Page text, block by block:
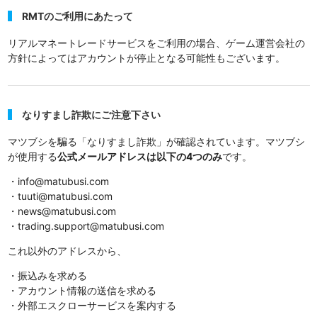
RMTのご利用にあたって
リアルマネートレードサービスをご利用の場合、ゲーム運営会社の
方針によってはアカウントが停止となる可能性もございます。
なりすまし詐欺にご注意下さい
マツブシを騙る「なりすまし詐欺」が確認されています。マツブシ
が使用する公式メールアドレスは以下の4つのみです。
・info@matubusi.com
・tuuti@matubusi.com
・news@matubusi.com
・trading.support@matubusi.com
これ以外のアドレスから、
・振込みを求める
・アカウント情報の送信を求める
・外部エスクローサービスを案内する